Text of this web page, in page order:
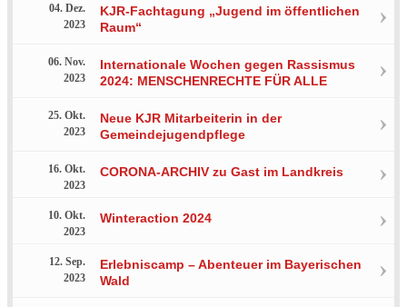
04. Dez.
2023
KJR-Fachtagung „Jugend im öffentlichen
Raum“
06. Nov.
2023
Internationale Wochen gegen Rassismus
2024: MENSCHENRECHTE FÜR ALLE
25. Okt.
2023
Neue KJR Mitarbeiterin in der
Gemeindejugendpflege
16. Okt.
2023
CORONA-ARCHIV zu Gast im Landkreis
10. Okt.
2023
Winteraction 2024
12. Sep.
2023
Erlebniscamp – Abenteuer im Bayerischen
Wald